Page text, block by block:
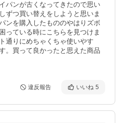
パンが古くなってきたので思い
ずつ買い替えをしようと思いま
ンを購入したもののやはりズボ
っている時にこちらを見つけま
通りにめちゃくちゃ使いやす
。買って良かったと思えた商品
違反報告 いいね 5